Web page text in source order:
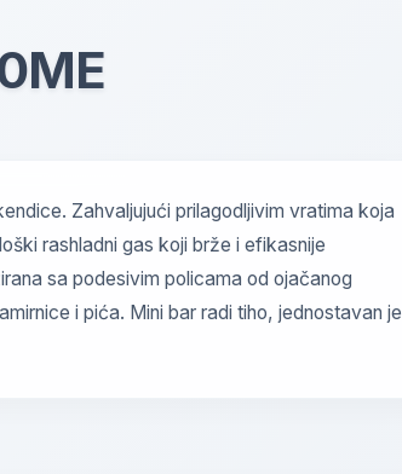
Zahvaljujući prilagodljivim vratima koja
rashladni gas koji brže i efikasnije
sa podesivim policama od ojačanog
i pića. Mini bar radi tiho, jednostavan je